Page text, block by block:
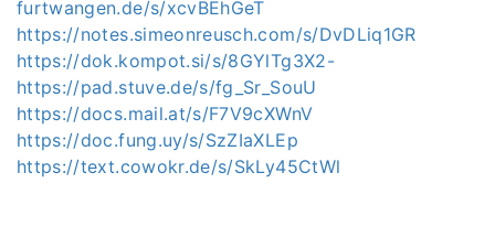
furtwangen.de/s/xcvBEhGeT
https://notes.simeonreusch.com/s/DvDLiq1GR
https://dok.kompot.si/s/8GYlTg3X2-
https://pad.stuve.de/s/fg_Sr_SouU
https://docs.mail.at/s/F7V9cXWnV
https://doc.fung.uy/s/SzZIaXLEp
https://text.cowokr.de/s/SkLy45CtWl